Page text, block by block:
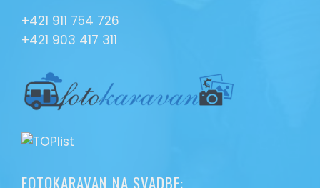
+421 911 754 726
+421 903 417 311
FOTOKARAVAN NA SVADBE: